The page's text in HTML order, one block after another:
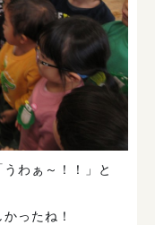
わぁ～！！」と
ったね！